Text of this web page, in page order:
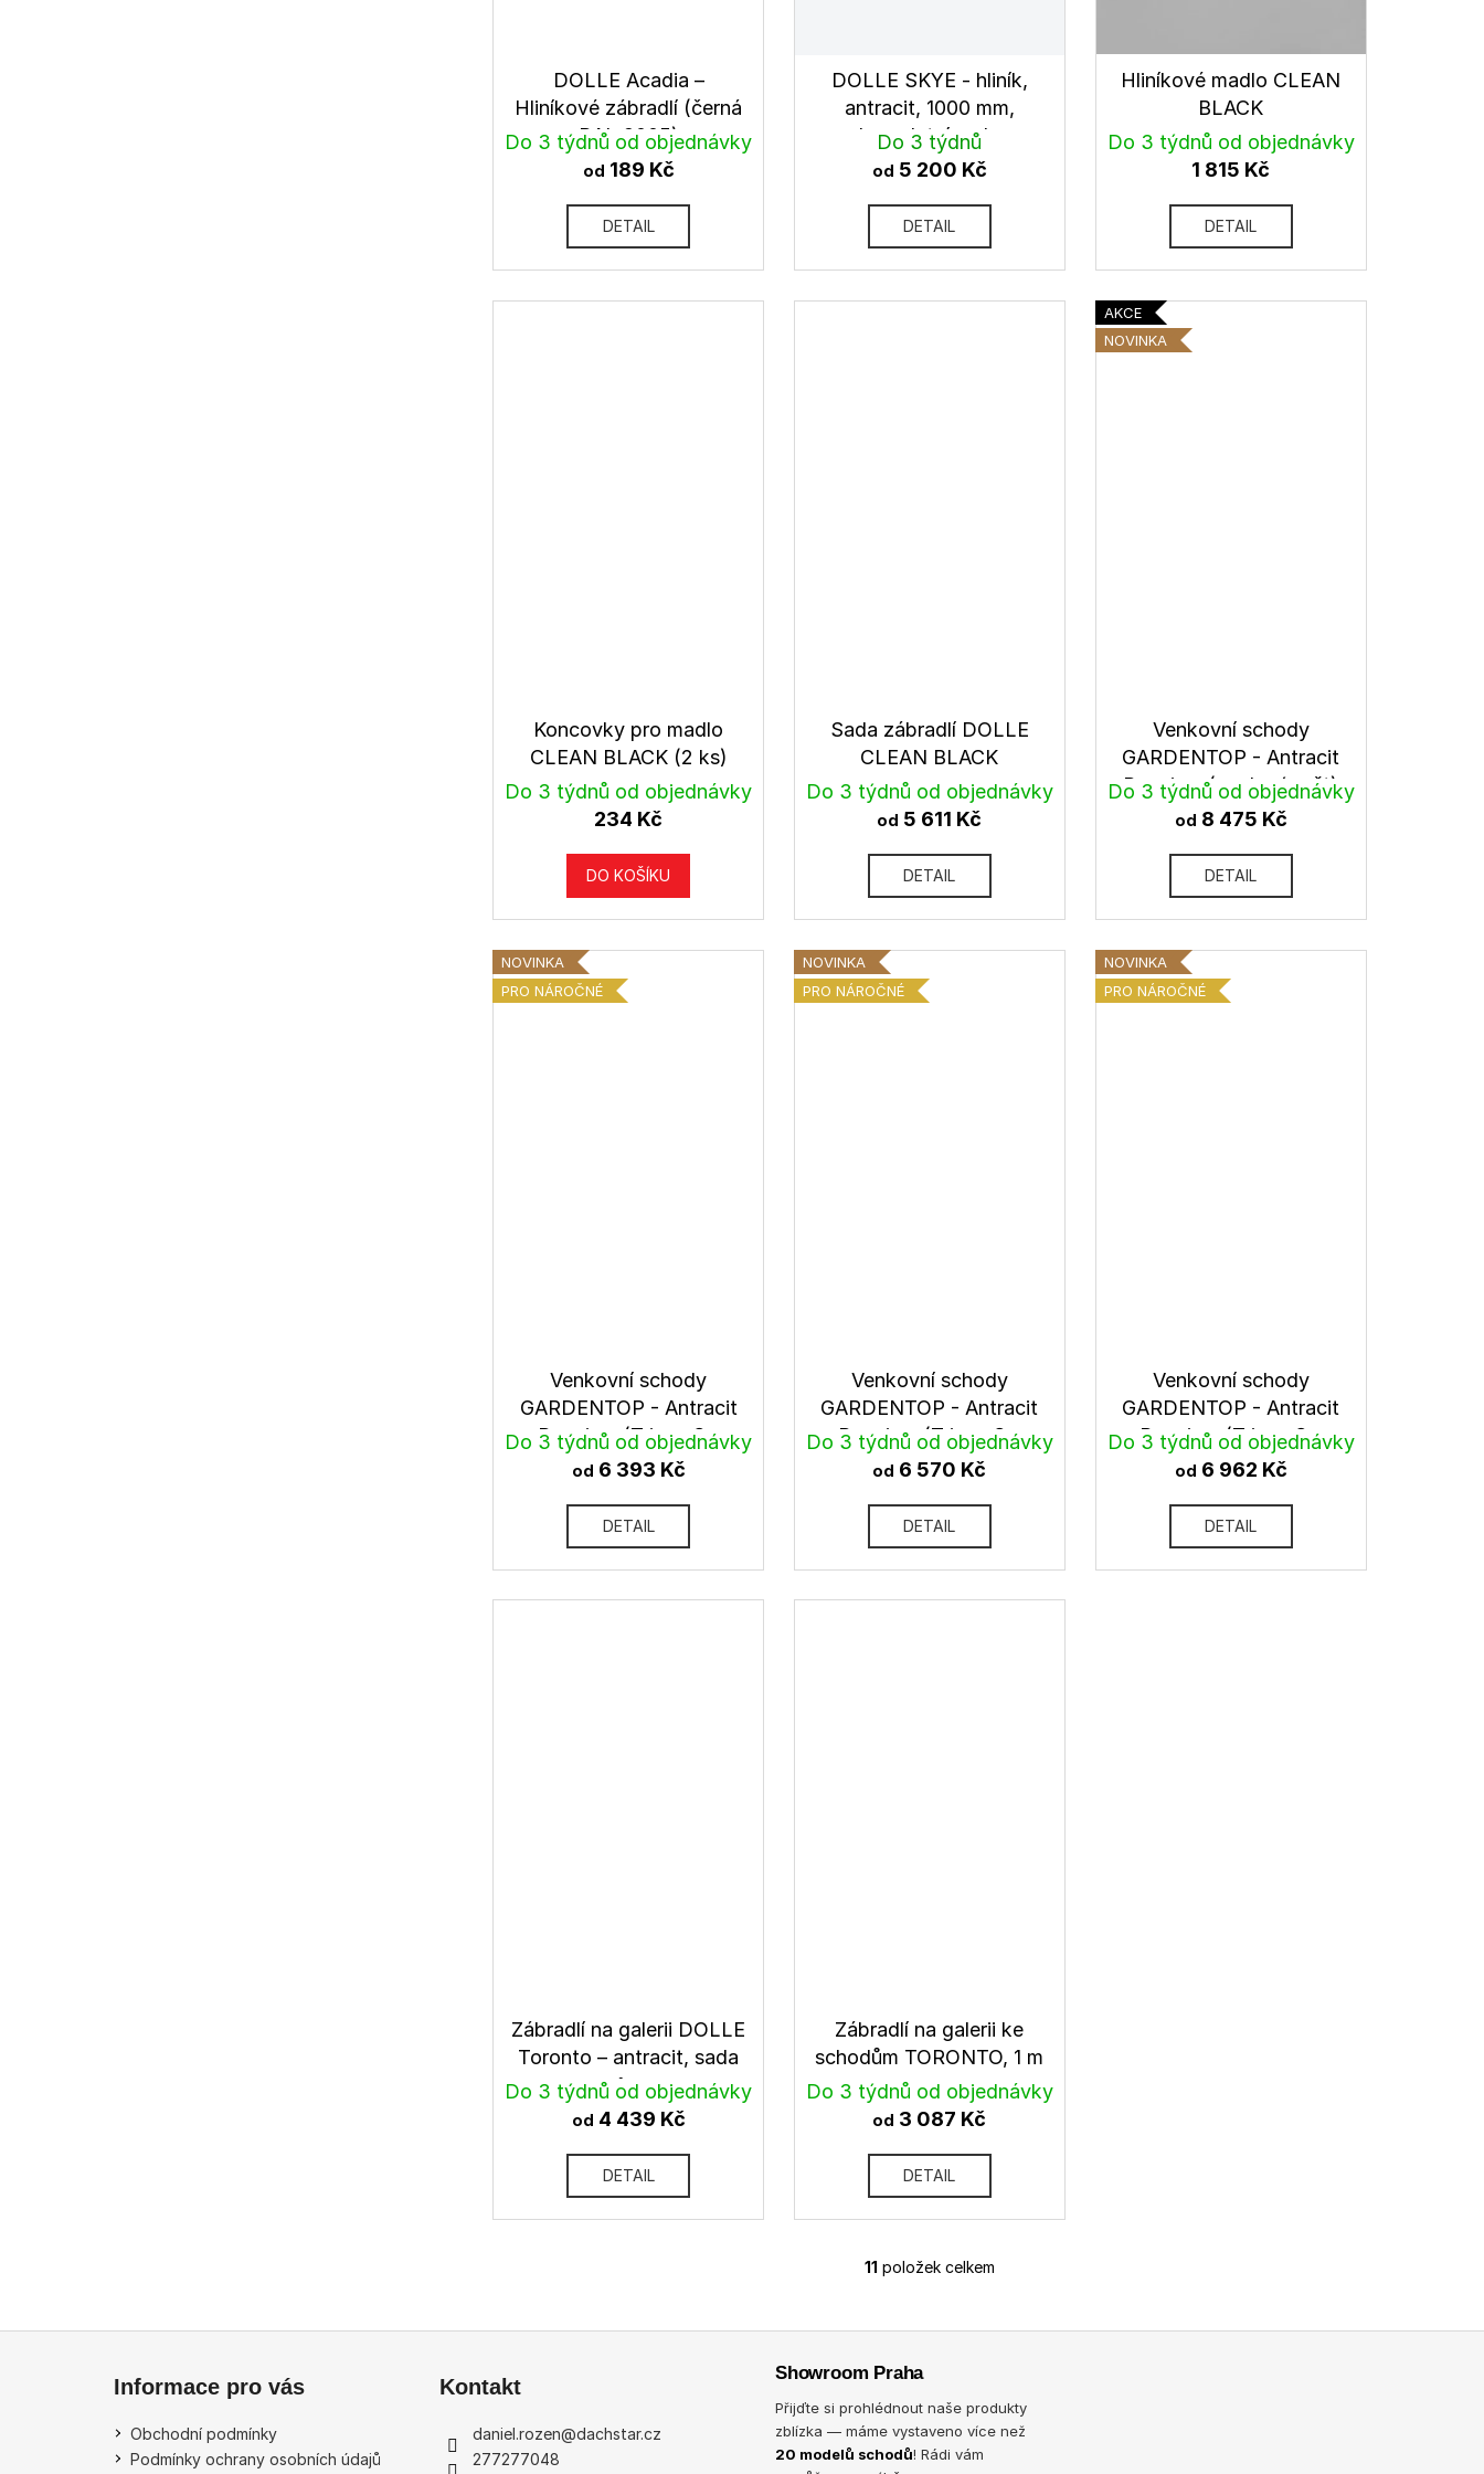
DOLLE Acadia –
Hliníkové zábradlí (černá
RAL 9005)
Do 3 týdnů od objednávky
od 189 Kč
DETAIL
DOLLE SKYE - hliník,
antracit, 1000 mm,
kompletní sada
Do 3 týdnů
od 5 200 Kč
DETAIL
Hliníkové madlo CLEAN
BLACK
Do 3 týdnů od objednávky
1 815 Kč
DETAIL
Koncovky pro madlo
CLEAN BLACK (2 ks)
Do 3 týdnů od objednávky
234 Kč
DO KOŠÍKU
Sada zábradlí DOLLE
CLEAN BLACK
Do 3 týdnů od objednávky
od 5 611 Kč
DETAIL
AKCE
NOVINKA
Venkovní schody
GARDENTOP - Antracit
Premium (ocelový rošt)
Do 3 týdnů od objednávky
od 8 475 Kč
DETAIL
NOVINKA
PRO NÁROČNÉ
Venkovní schody
GARDENTOP - Antracit
Premium (Trimax® -
Antracit)
Do 3 týdnů od objednávky
od 6 393 Kč
DETAIL
NOVINKA
PRO NÁROČNÉ
Venkovní schody
GARDENTOP - Antracit
Premium (Trimax® -
Šedá)
Do 3 týdnů od objednávky
od 6 570 Kč
DETAIL
NOVINKA
PRO NÁROČNÉ
Venkovní schody
GARDENTOP - Antracit
Premium (Trimax® -
Tmavě hnědá)
Do 3 týdnů od objednávky
od 6 962 Kč
DETAIL
Zábradlí na galerii DOLLE
Toronto – antracit, sada
1m
Do 3 týdnů od objednávky
od 4 439 Kč
DETAIL
Zábradlí na galerii ke
schodům TORONTO, 1 m
Do 3 týdnů od objednávky
od 3 087 Kč
DETAIL
O
l
c
í
11 položek celkem
Informace pro vás
Obchodní podmínky
Podmínky ochrany osobních údajů
Kontakt
daniel.rozen@dachstar.cz
277277048
Showroom Praha
Přijďte si prohlédnout naše produkty
zblízka — máme vystaveno více než
20 modelů schodů! Rádi vám